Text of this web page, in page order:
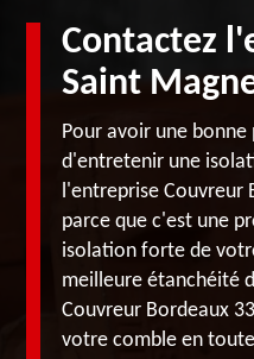
Contactez
Saint
Pour avoir une
d'entretenir une
l'entreprise Couvreur
parce que c'est une
isolation forte de
meilleure étanchéité
Couvreur Bordeaux
votre comble en